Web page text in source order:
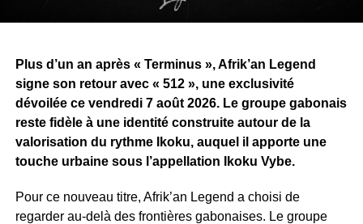
Plus d’un an après « Terminus », Afrik’an Legend
signe son retour avec « 512 », une exclusivité
dévoilée ce vendredi 7 août 2026. Le groupe gabonais
reste fidèle à une identité construite autour de la
valorisation du rythme Ikoku, auquel il apporte une
touche urbaine sous l’appellation Ikoku Vybe.
Pour ce nouveau titre, Afrik’an Legend a choisi de
regarder au-delà des frontières gabonaises. Le groupe